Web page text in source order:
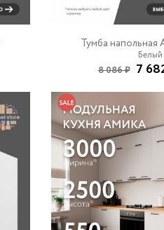
Тумба напольная
Белый
8 086 ₽ 7